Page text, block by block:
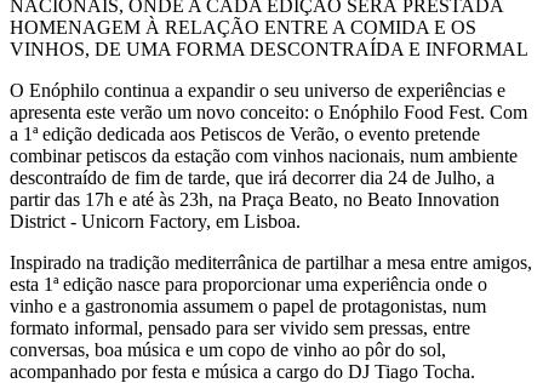
NACIONAIS, ONDE A CADA EDIÇÃO SERÁ PRESTADA
HOMENAGEM À RELAÇÃO ENTRE A COMIDA E OS
VINHOS, DE UMA FORMA DESCONTRAÍDA E INFORMAL
O Enóphilo continua a expandir o seu universo de experiências e
apresenta este verão um novo conceito: o Enóphilo Food Fest. Com
a 1ª edição dedicada aos Petiscos de Verão, o evento pretende
combinar petiscos da estação com vinhos nacionais, num ambiente
descontraído de fim de tarde, que irá decorrer dia 24 de Julho, a
partir das 17h e até às 23h, na Praça Beato, no Beato Innovation
District - Unicorn Factory, em Lisboa.
Inspirado na tradição mediterrânica de partilhar a mesa entre amigos,
esta 1ª edição nasce para proporcionar uma experiência onde o
vinho e a gastronomia assumem o papel de protagonistas, num
formato informal, pensado para ser vivido sem pressas, entre
conversas, boa música e um copo de vinho ao pôr do sol,
acompanhado por festa e música a cargo do DJ Tiago Tocha.